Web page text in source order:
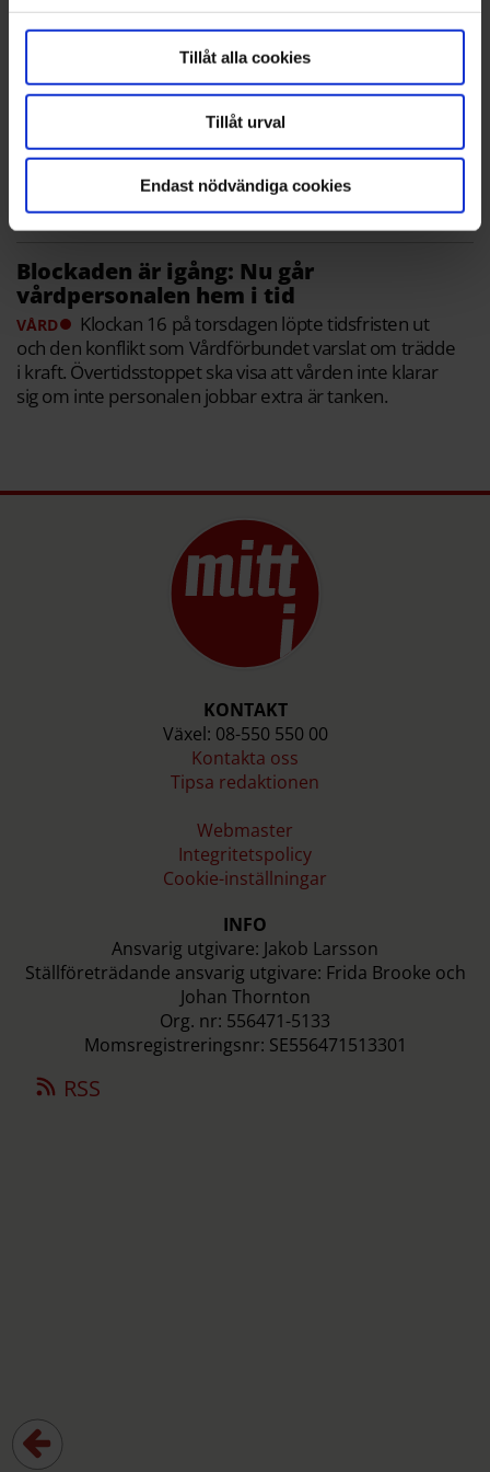
Tillåt alla cookies
Tillåt urval
Endast nödvändiga cookies
Vårdkonflikten:
”Skyddsarbete
beordras varje dag”
VÅRD
ambulanssjukvården beordras
skyddsarbete dagligen, sedan
Vårdförbundet infört övertidsblockad.
Blockaden är igång: Nu går
vårdpersonalen hem i tid
VÅRD
Klockan 16 på torsdagen löpte tidsfristen ut
och den konflikt som Vårdförbundet varslat om trädde
i kraft. Övertidsstoppet ska visa att vården inte klarar
sig om inte personalen jobbar extra är tanken.
KONTAKT
Växel: 08-550 550 00
Kontakta oss
Tipsa redaktionen
Webmaster
Integritetspolicy
Cookie-inställningar
INFO
Ansvarig utgivare: Jakob Larsson
Ställföreträdande ansvarig utgivare: Frida Brooke och
Johan Thornton
Org. nr: 556471-5133
Momsregistreringsnr: SE556471513301
RSS